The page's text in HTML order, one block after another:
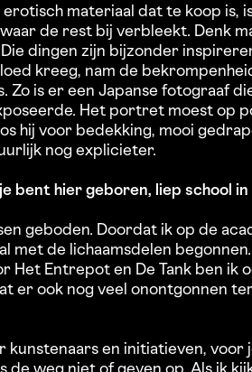
materiaal dat te koop is,
de rest bij verbleekt. Denk
dingen zijn bijzonder
kreeg, nam de
Zo is er een Japanse fotograaf
Het portret moest op
hij voor bedekking, mooi
nog explicieter.
bent hier geboren, liep school
geboden. Doordat ik op de
met de lichaamsdelen
Het Entrepot en De Tank ben ik
er ook nog veel onontgonnen
kunstenaars en initiatieven, voor